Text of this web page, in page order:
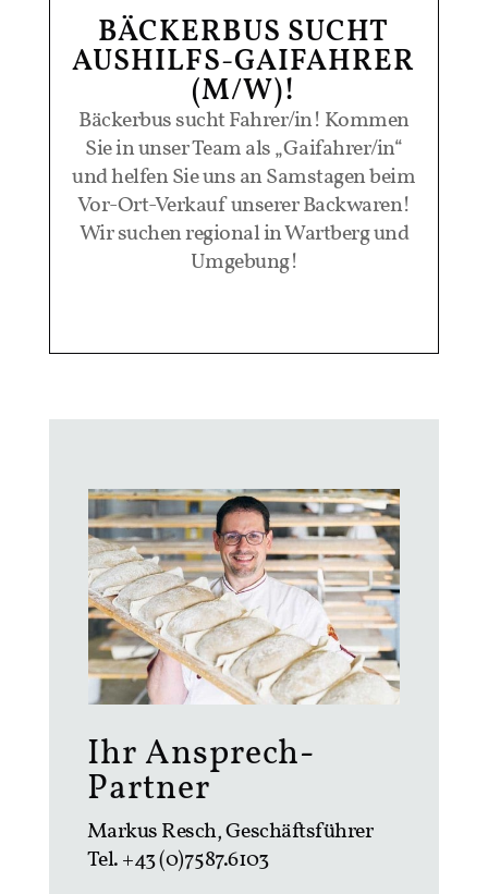
BÄCKERBUS SUCHT
AUSHILFS-GAIFAHRER
(M/W)!
Bäckerbus sucht Fahrer/in! Kommen
Sie in unser Team als „Gaifahrer/in“
und helfen Sie uns an Samstagen beim
Vor-Ort-Verkauf unserer Backwaren!
Wir suchen regional in Wartberg und
Umgebung!
Ihr Ansprech-
Partner
Markus Resch, Geschäftsführer
Tel. +43 (0)7587.6103